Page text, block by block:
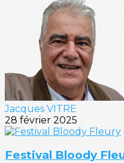
Jacques VITRE
28 février 2025
Festival Bloody